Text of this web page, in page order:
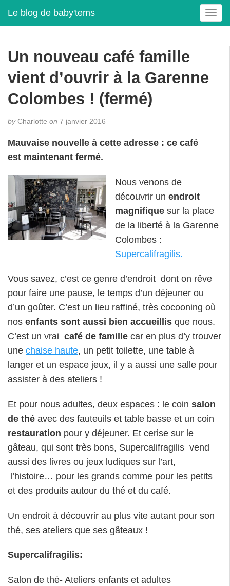
Le blog de baby'tems
T
o
Un nouveau café famille
vient d’ouvrir à la Garenne
Colombes ! (fermé)
byCharlotte on 7 janvier 2016
Mauvaise nouvelle à cette adresse : ce café
est maintenant fermé.
Nous venons de
découvrir un endroit
magnifiquesur la place
de la liberté à la Garenne
Colombes :
Supercalifragilis.
Vous savez, c’est ce genre d’endroit dont on rêve
pour faire une pause, le temps d’un déjeuner ou
d’un goûter. C’est un lieu raffiné, très cocooning où
nos enfants sont aussi bien accueillis que nous.
C’est un vrai café de famille car en plus d’y trouver
une chaise haute, un petit toilette, une table à
langer et un espace jeux, il y a aussi une salle pour
assister à des ateliers !
Et pour nous adultes, deux espaces : le coin salon
de thé avec des fauteuils et table basse et un coin
restauration pour y déjeuner. Et cerise sur le
gâteau, qui sont très bons, Supercalifragilis vend
aussi des livres ou jeux ludiques sur l’art,
l’histoire… pour les grands comme pour les petits
et des produits autour du thé et du café.
Un endroit à découvrir au plus vite autant pour son
thé, ses ateliers que ses gâteaux !
Supercalifragilis:
Salon de thé- Ateliers enfants et adultes